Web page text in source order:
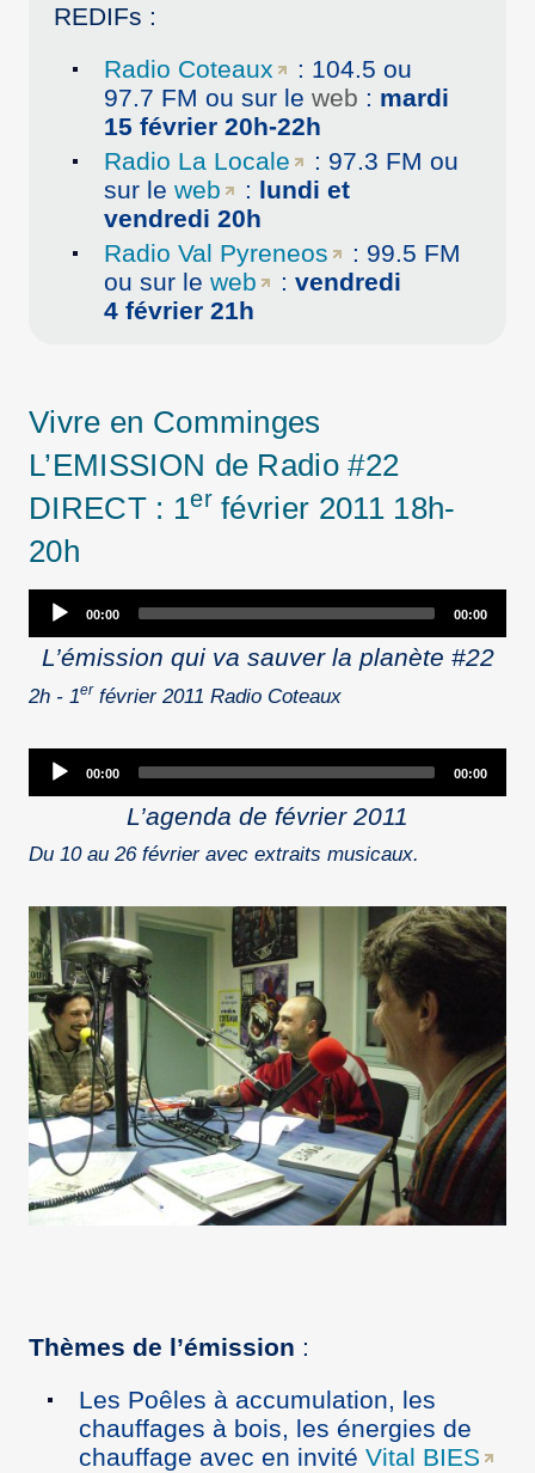
REDIFs :
Radio Coteaux
: 104.5 ou
97.7 FM ou sur le web : mardi
15 février 20h-22h
Radio La Locale
: 97.3 FM ou
sur le web : lundi et
vendredi 20h
Radio Val Pyreneos
: 99.5 FM
ou sur le web : vendredi
4 février 21h
Vivre en Comminges
L’EMISSION de Radio #22
DIRECT : 1erfévrier 2011 18h-
20h
Audio
Player
00:00 00:00
L’émission qui va sauver la planète #22
2h - 1er février 2011 Radio Coteaux
Audio
Player
00:00 00:00
L’agenda de février 2011
Du 10 au 26 février avec extraits musicaux.
Thèmes de l’émission :
Les Poêles à accumulation, les
chauffages à bois, les énergies de
chauffage avec en invité Vital BIES